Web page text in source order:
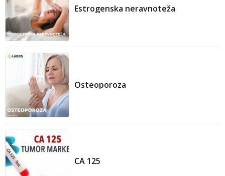
Praćenje stanja/bolestiEstrogenska neravnoteža
Osteoporoza
CA 125